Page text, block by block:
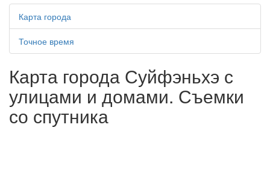
Карта города
Точное время
Карта города Суйфэньхэ с
улицами и домами. Съемки
со спутника